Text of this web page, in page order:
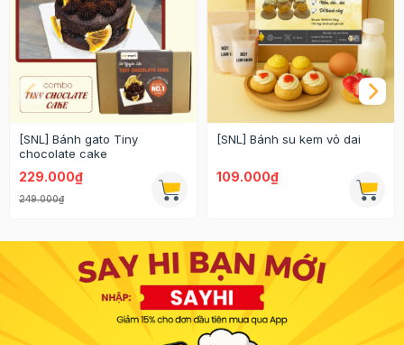
[SNL] Bánh gato Tiny
chocolate cake
229.000₫
249.000₫
[SNL] Bánh su kem vỏ dai
109.000₫